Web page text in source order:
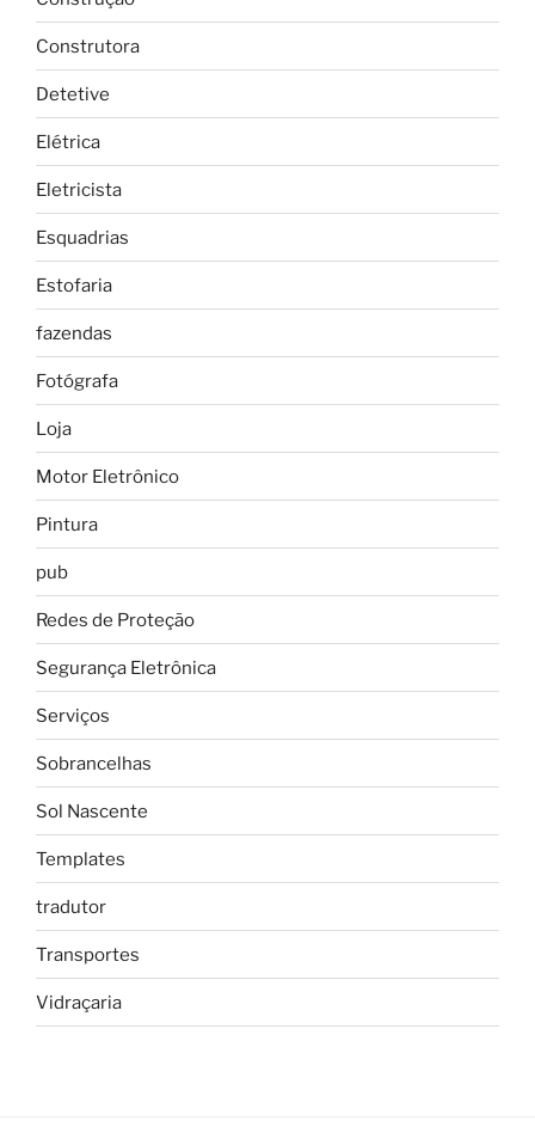
Construtora
Detetive
Elétrica
Eletricista
Esquadrias
Estofaria
fazendas
Fotógrafa
Loja
Motor Eletrônico
Pintura
pub
Redes de Proteção
Segurança Eletrônica
Serviços
Sobrancelhas
Sol Nascente
Templates
tradutor
Transportes
Vidraçaria